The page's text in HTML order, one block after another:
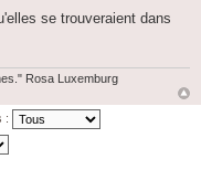
se trouveraient dans
Rosa Luxemburg
: